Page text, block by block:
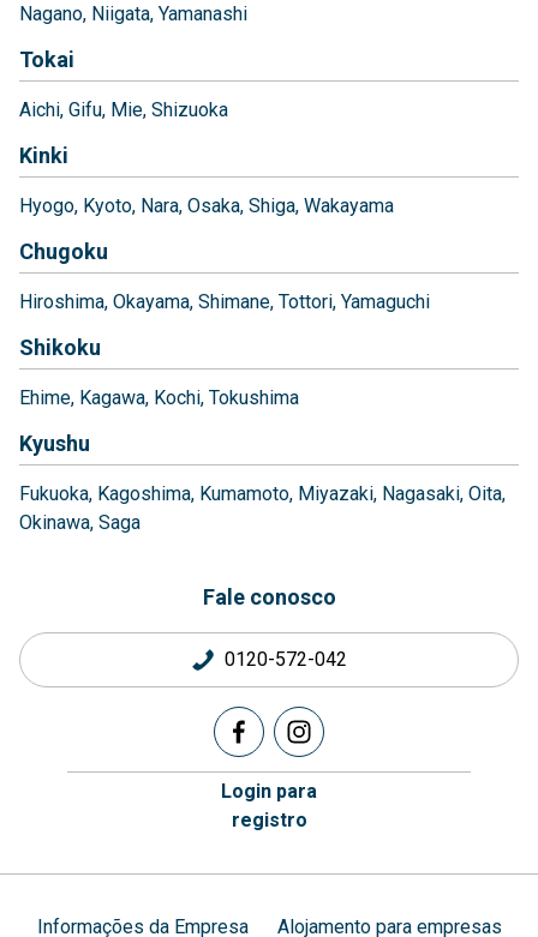
Nagano Niigata Yamanashi
Tokai
Aichi Gifu Mie Shizuoka
Kinki
Hyogo Kyoto Nara Osaka Shiga Wakayama
Chugoku
Hiroshima Okayama Shimane Tottori Yamaguchi
Shikoku
Ehime Kagawa Kochi Tokushima
Kyushu
Fukuoka Kagoshima Kumamoto Miyazaki Nagasaki Oita
Okinawa Saga
Fale conosco
0120-572-042
Login para
registro
Informações da Empresa Alojamento para empresas